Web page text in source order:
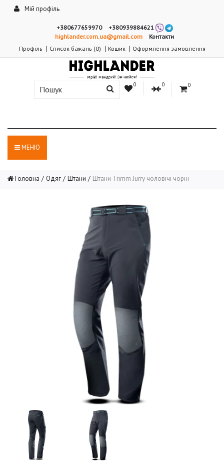
Мій профіль
+380677659970
+380939884621
highlander.com.ua@gmail.com
Контакти
Профіль
Список бажань (0) Кошик Оформлення замовлення
0 0 0
МЕНЮ
Головна Одяг Штани Штани Trimm Jurry чоловічі чорні